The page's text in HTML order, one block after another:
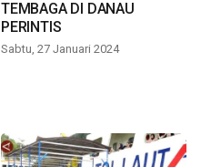
TEMBAGA DI DANAU
PERINTIS
Sabtu, 27 Januari 2024